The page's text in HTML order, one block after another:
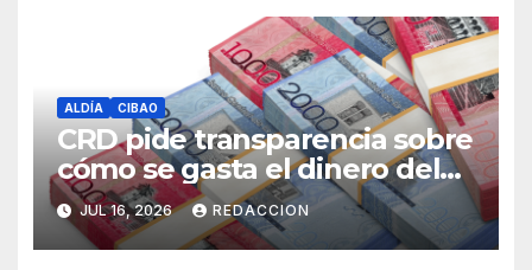
ALDÍA CIBAO
CRD pide transparencia sobre
cómo se gasta el dinero del
Seguro Familiar de Salud
JUL 16, 2026 REDACCION